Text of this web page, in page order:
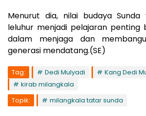
Menurut dia, nilai budaya Sunda
leluhur menjadi pelajaran penting
dalam menjaga dan
generasi mendatang.(SE)
Tag: Dedi Mulyadi
Kang Dedi
kirab milangkala
Topik:
milangkala tatar sunda